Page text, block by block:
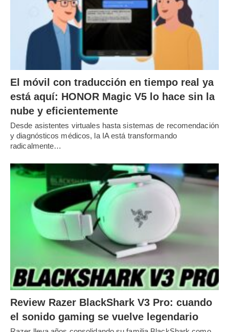
El móvil con traducción en tiempo real ya
está aquí: HONOR Magic V5 lo hace sin la
nube y eficientemente
Desde asistentes virtuales hasta sistemas de recomendación
y diagnósticos médicos, la IA está transformando
radicalmente…
Review Razer BlackShark V3 Pro: cuando
el sonido gaming se vuelve legendario